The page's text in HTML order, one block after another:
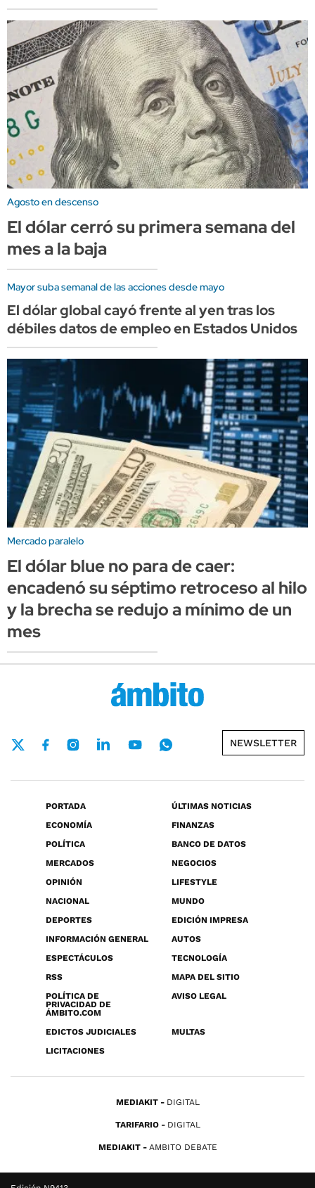
Agosto en descenso
El dólar cerró su primera semana del
mes a la baja
Mayor suba semanal de las acciones desde mayo
El dólar global cayó frente al yen tras los
débiles datos de empleo en Estados Unidos
Mercado paralelo
El dólar blue no para de caer:
encadenó su séptimo retroceso al hilo
y la brecha se redujo a mínimo de un
mes
NEWSLETTER
PORTADA
ÚLTIMAS NOTICIAS
ECONOMÍA
FINANZAS
POLÍTICA
BANCO DE DATOS
MERCADOS
NEGOCIOS
OPINIÓN
LIFESTYLE
NACIONAL
MUNDO
DEPORTES
EDICIÓN IMPRESA
INFORMACIÓN GENERAL
AUTOS
ESPECTÁCULOS
TECNOLOGÍA
RSS
MAPA DEL SITIO
POLÍTICA DE
PRIVACIDAD DE
ÁMBITO.COM
AVISO LEGAL
EDICTOS JUDICIALES
MULTAS
LICITACIONES
MEDIAKIT DIGITAL
TARIFARIO DIGITAL
MEDIAKIT AMBITO DEBATE